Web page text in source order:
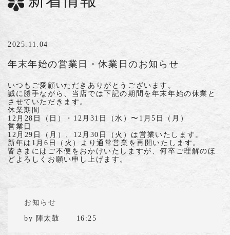
2025.11.04
年末年始の営業日・休業日のお知らせ
いつもご愛顧いただきありがとうございます。
誠に勝手ながら、当店では下記の期間を年末年始の休業と
させていただきます。
休業期間
12月28日（日）・12月31日（水）〜1月5日（月）
営業日
12月29日（月）、12月30日（火）は営業いたします。
新年は1月6日（火）より通常営業を再開いたします。
皆さまにはご不便をおかけいたしますが、何卒ご理解のほ
どよろしくお願い申し上げます。
お知らせ
by 陣太鼓 16:25